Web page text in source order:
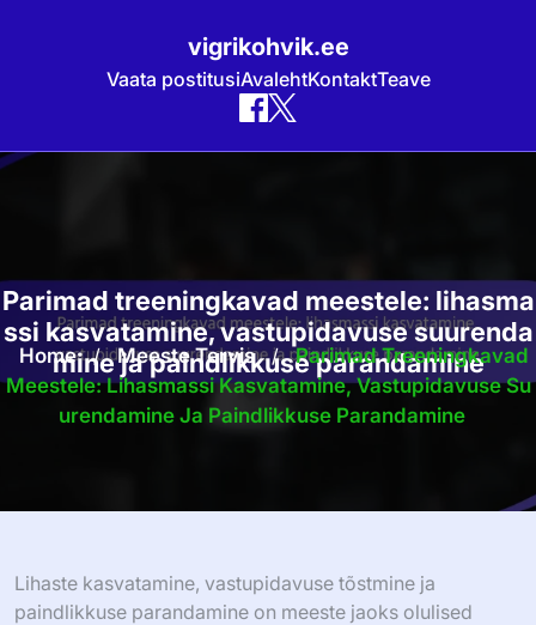
vigrikohvik.ee
Vaata postitusiAvalehtKontaktTeave
Skip
Parimad treeningkavad meestele: lihasma
ssi kasvatamine, vastupidavuse suurenda
mine ja paindlikkuse parandamine
Home / Meeste Tervis / Parimad Treeningkavad
Meestele: Lihasmassi Kasvatamine, Vastupidavuse Su
Urendamine Ja Paindlikkuse Parandamine
Lihaste kasvatamine, vastupidavuse tõstmine ja
paindlikkuse parandamine on meeste jaoks olulised